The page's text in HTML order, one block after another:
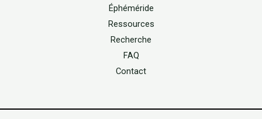
Éphéméride
Ressources
Recherche
FAQ
Contact